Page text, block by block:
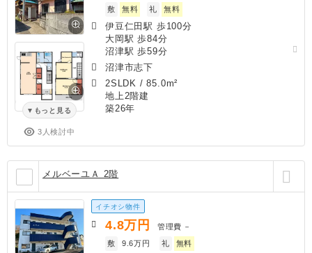
もっと見る
3人検討中
敷
無料 礼 無料
伊豆仁田駅 歩100分
大岡駅 歩84分
沼津駅 歩59分
沼津市志下
2SLDK /85.0m²
地上2階建
築26年
メルベーユＡ 2階
イチオシ物件
4.8万円 管理費 －
敷
9.6万円 礼 無料